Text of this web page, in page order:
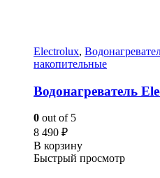
Electrolux,
накопительные
Водонагреватель
0 out of 5
8 490 ₽
В корзину
Быстрый просмотр